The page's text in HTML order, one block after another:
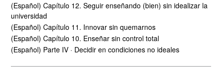
(Español) Capítulo 12. Seguir enseñando (bien) sin idealizar la
universidad
(Español) Capítulo 11. Innovar sin quemarnos
(Español) Capítulo 10. Enseñar sin control total
(Español) Parte IV · Decidir en condiciones no ideales